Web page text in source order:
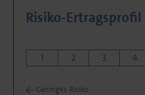
Risiko-Ertragsprofil
1 2 3 4
Geringes Risiko